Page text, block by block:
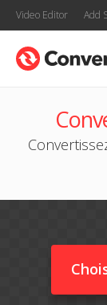
Video Editor Add